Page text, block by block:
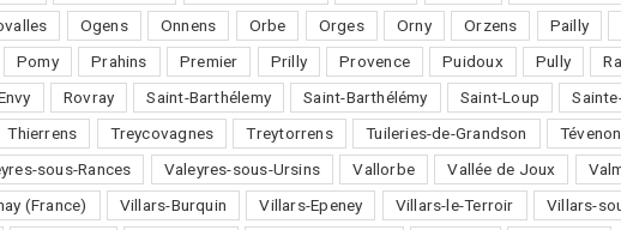
Ogens Onnens Orbe Orges Orny Orzens Pailly
Pomy Prahins Premier Prilly Provence Puidoux Pully
Rovray Saint-Barthélemy Saint-Barthélémy Saint-Loup
Thierrens Treycovagnes Treytorrens Tuileries-de-Grandson Tévenon
sous-Rances Valeyres-sous-Ursins Vallorbe Vallée de Joux
(France) Villars-Burquin Villars-Epeney Villars-le-Terroir Villars-